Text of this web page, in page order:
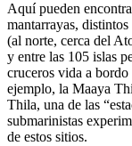
Aquí pueden
mantarrayas,
(al norte, cerca del
y entre las 105 islas
cruceros vida a bordo
ejemplo, la Maaya
Thila, una de las
submarinistas
de estos sitios.